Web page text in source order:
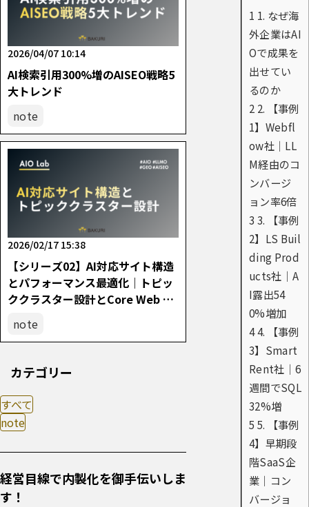
1 1. なぜ海
外企業はAI
Oで成果を
出せてい
るのか
2 2. 【事例
1】Webfl
ow社｜LL
M経由のコ
ンバージ
ョン率6倍
3 3. 【事例
2】LS Buil
ding Prod
ucts社｜A
I露出54
0%増加
44. 【事例
3】Smart
Rent社｜6
週間でSQL
32%増
5 5. 【事例
4】早期段
階SaaS企
業｜コン
バージョ
2026/04/07 10:14
AI検索引用300%増のAISEO戦略5
大トレンド
note
2026/02/17 15:38
【シリーズ02】AI対応サイト構造
とパフォーマンス最適化｜トピッ
ククラスター設計とCore Web Vit
note
カテゴリー
すべて
note
経営目線で内製化を御手伝いしま
す！